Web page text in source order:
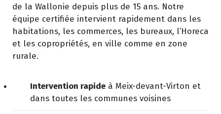
de la Wallonie depuis plus de 15 ans. Notre
équipe certifiée intervient rapidement dans les
habitations, les commerces, les bureaux, l’Horeca
et les copropriétés, en ville comme en zone
rurale.
Intervention rapide à Meix-devant-Virton et
dans toutes les communes voisines